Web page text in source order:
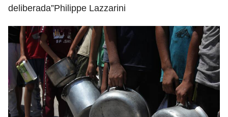
deliberada”Philippe Lazzarini